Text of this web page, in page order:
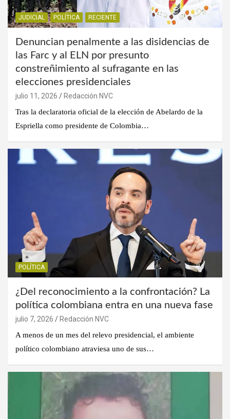
JUDICIAL POLÍTICA RECIENTE
Denuncian penalmente a las disidencias de
las Farc y al ELN por presunto
constreñimiento al sufragante en las
elecciones presidenciales
julio 11, 2026
Redacción NVC
Tras la declaratoria oficial de la elección de Abelardo de la
Espriella como presidente de Colombia…
POLÍTICA
¿Del reconocimiento a la confrontación? La
política colombiana entra en una nueva fase
julio 7, 2026
Redacción NVC
A menos de un mes del relevo presidencial, el ambiente
político colombiano atraviesa uno de sus…